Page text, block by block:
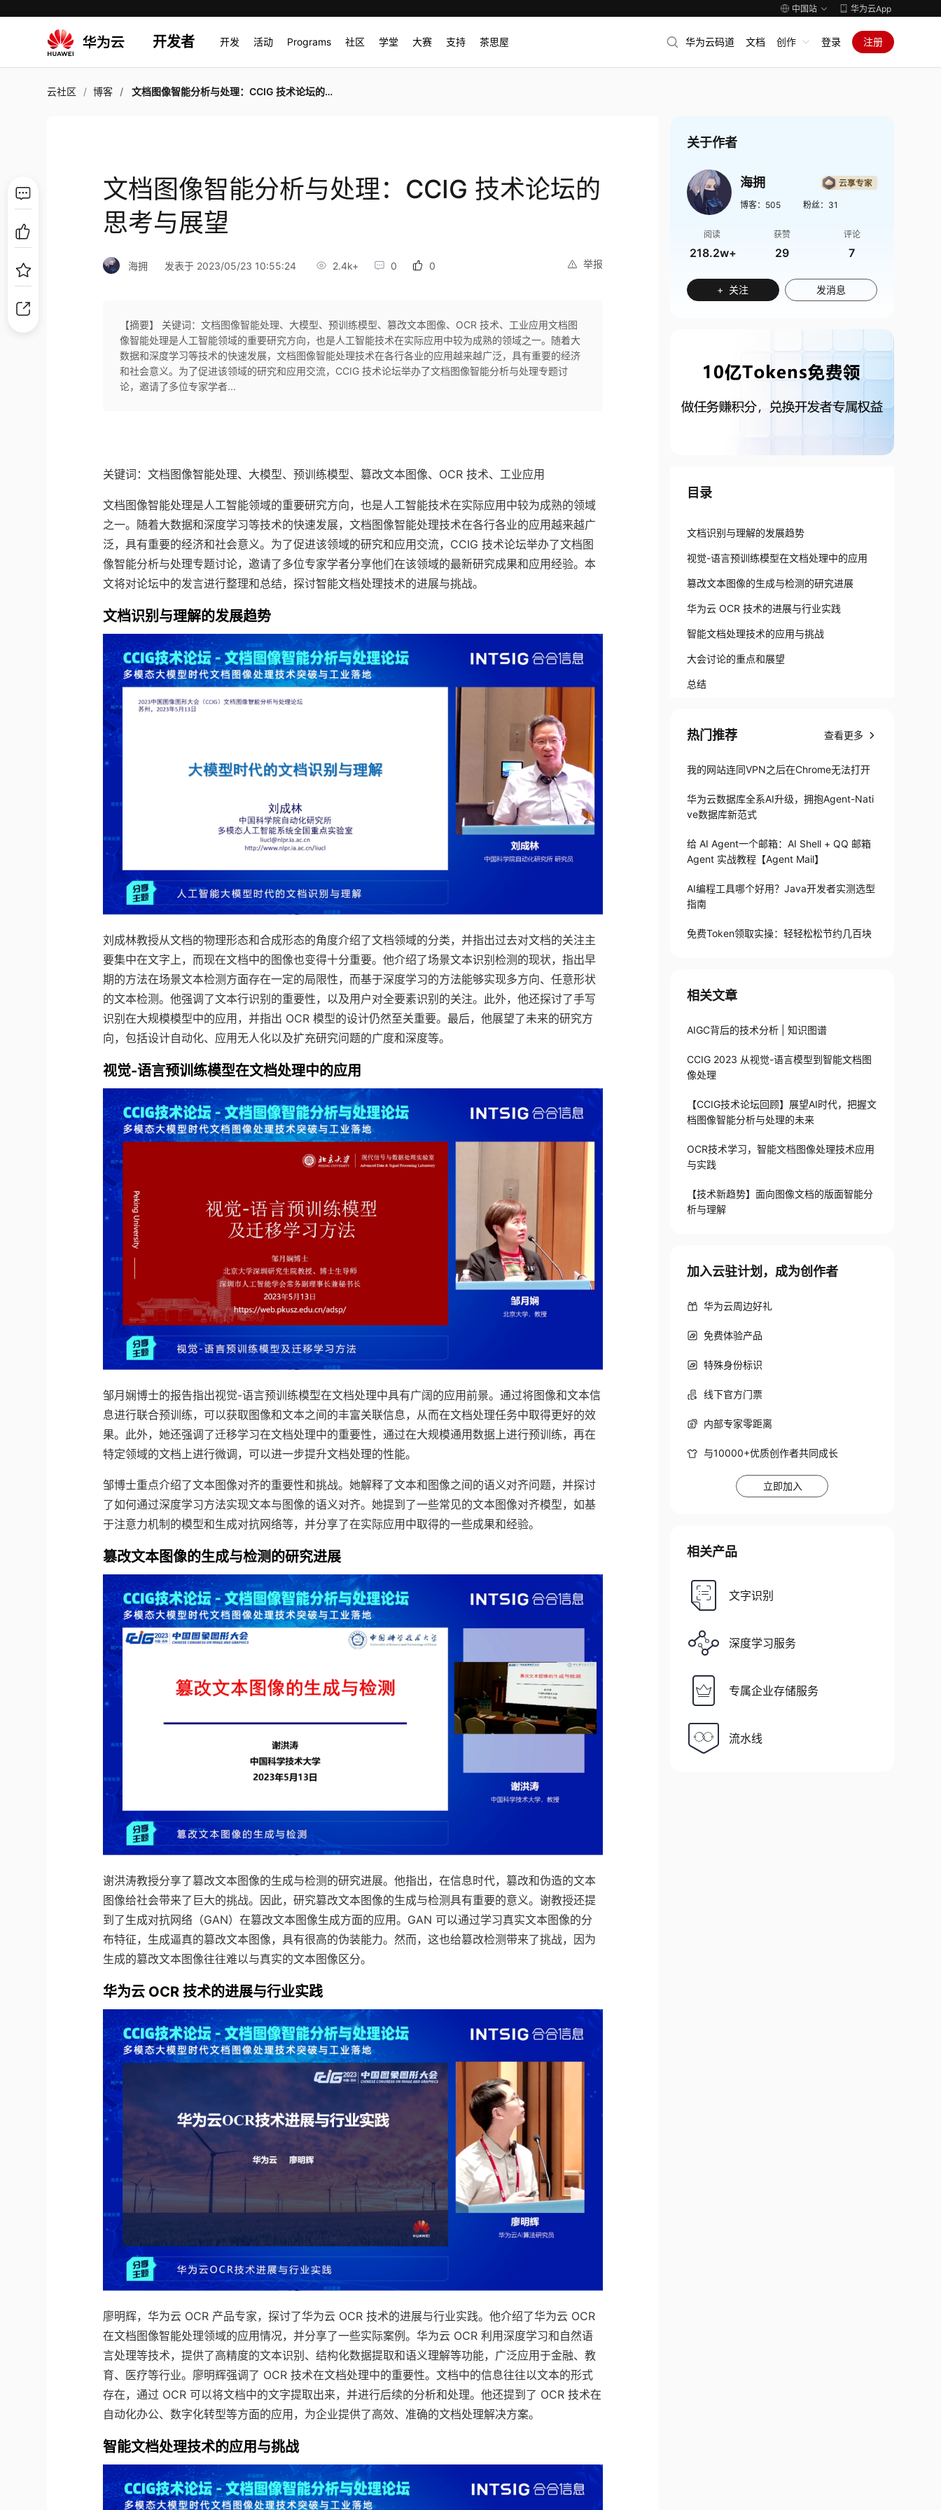
中国站 华为云App
开发者 开发 活动 Programs 社区 学堂 大赛 支持 茶思屋 华为云码道 文档 创作 登录 注册
云社区 博客 文档图像智能分析与处理：CCIG 技术论坛的思考与展望
文档图像智能分析与处理：CCIG 技术论坛的
思考与展望
举报
海拥 发表于 2023/05/23 10:55:24 2.4k+ 0 0
【摘要】 关键词：文档图像智能处理、大模型、预训练模型、篡改文本图像、OCR 技术、工业应用文档图
像智能处理是人工智能领域的重要研究方向，也是人工智能技术在实际应用中较为成熟的领域之一。随着大
数据和深度学习等技术的快速发展，文档图像智能处理技术在各行各业的应用越来越广泛，具有重要的经济
和社会意义。为了促进该领域的研究和应用交流，CCIG 技术论坛举办了文档图像智能分析与处理专题讨
论，邀请了多位专家学者...
关键词：文档图像智能处理、大模型、预训练模型、篡改文本图像、OCR 技术、工业应用
文档图像智能处理是人工智能领域的重要研究方向，也是人工智能技术在实际应用中较为成熟的领域
之一。随着大数据和深度学习等技术的快速发展，文档图像智能处理技术在各行各业的应用越来越广
泛，具有重要的经济和社会意义。为了促进该领域的研究和应用交流，CCIG 技术论坛举办了文档图
像智能分析与处理专题讨论，邀请了多位专家学者分享他们在该领域的最新研究成果和应用经验。本
文将对论坛中的发言进行整理和总结，探讨智能文档处理技术的进展与挑战。
文档识别与理解的发展趋势
刘成林教授从文档的物理形态和合成形态的角度介绍了文档领域的分类，并指出过去对文档的关注主
要集中在文字上，而现在文档中的图像也变得十分重要。他介绍了场景文本识别检测的现状，指出早
期的方法在场景文本检测方面存在一定的局限性，而基于深度学习的方法能够实现多方向、任意形状
的文本检测。他强调了文本行识别的重要性，以及用户对全要素识别的关注。此外，他还探讨了手写
识别在大规模模型中的应用，并指出 OCR 模型的设计仍然至关重要。最后，他展望了未来的研究方
向，包括设计自动化、应用无人化以及扩充研究问题的广度和深度等。
视觉-语言预训练模型在文档处理中的应用
邹月娴博士的报告指出视觉-语言预训练模型在文档处理中具有广阔的应用前景。通过将图像和文本信
息进行联合预训练，可以获取图像和文本之间的丰富关联信息，从而在文档处理任务中取得更好的效
果。此外，她还强调了迁移学习在文档处理中的重要性，通过在大规模通用数据上进行预训练，再在
特定领域的文档上进行微调，可以进一步提升文档处理的性能。
邹博士重点介绍了文本图像对齐的重要性和挑战。她解释了文本和图像之间的语义对齐问题，并探讨
了如何通过深度学习方法实现文本与图像的语义对齐。她提到了一些常见的文本图像对齐模型，如基
于注意力机制的模型和生成对抗网络等，并分享了在实际应用中取得的一些成果和经验。
篡改文本图像的生成与检测的研究进展
谢洪涛教授分享了篡改文本图像的生成与检测的研究进展。他指出，在信息时代，篡改和伪造的文本
图像给社会带来了巨大的挑战。因此，研究篡改文本图像的生成与检测具有重要的意义。谢教授还提
到了生成对抗网络（GAN）在篡改文本图像生成方面的应用。GAN 可以通过学习真实文本图像的分
布特征，生成逼真的篡改文本图像，具有很高的伪装能力。然而，这也给篡改检测带来了挑战，因为
生成的篡改文本图像往往难以与真实的文本图像区分。
华为云 OCR 技术的进展与行业实践
廖明辉，华为云 OCR 产品专家，探讨了华为云 OCR 技术的进展与行业实践。他介绍了华为云 OCR
在文档图像智能处理领域的应用情况，并分享了一些实际案例。华为云 OCR 利用深度学习和自然语
言处理等技术，提供了高精度的文本识别、结构化数据提取和语义理解等功能，广泛应用于金融、教
育、医疗等行业。廖明辉强调了 OCR 技术在文档处理中的重要性。文档中的信息往往以文本的形式
存在，通过 OCR 可以将文档中的文字提取出来，并进行后续的分析和处理。他还提到了 OCR 技术在
自动化办公、数字化转型等方面的应用，为企业提供了高效、准确的文档处理解决方案。
智能文档处理技术的应用与挑战
关于作者
海拥
博客： 505 粉丝： 31
阅读
218.2w+
获赞
29
评论
7
+ 关注 发消息
目录
文档识别与理解的发展趋势
视觉-语言预训练模型在文档处理中的应用
篡改文本图像的生成与检测的研究进展
华为云 OCR 技术的进展与行业实践
智能文档处理技术的应用与挑战
大会讨论的重点和展望
总结
热门推荐 查看更多
我的网站连同VPN之后在Chrome无法打开
华为云数据库全系AI升级，拥抱Agent-Nati
ve数据库新范式
给 AI Agent一个邮箱：AI Shell + QQ 邮箱
Agent 实战教程【Agent Mail】
AI编程工具哪个好用？Java开发者实测选型
指南
免费Token领取实操：轻轻松松节约几百块
相关文章
AIGC背后的技术分析 | 知识图谱
CCIG 2023 从视觉-语言模型到智能文档图
像处理
【CCIG技术论坛回顾】展望AI时代，把握文
档图像智能分析与处理的未来
OCR技术学习，智能文档图像处理技术应用
与实践
【技术新趋势】面向图像文档的版面智能分
析与理解
加入云驻计划，成为创作者
华为云周边好礼
免费体验产品
特殊身份标识
线下官方门票
内部专家零距离
与10000+优质创作者共同成长
立即加入
相关产品
文字识别
深度学习服务
专属企业存储服务
流水线